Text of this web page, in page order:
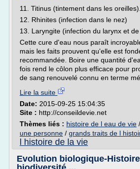
11. Titinus (tintement dans les oreilles).
12. Rhinites (infection dans le nez)
13. Laryngite (infection du larynx et
Cette cure d'eau nous paraît
mais les faits prouvent qu'elle est
recommandée. Boire une quantité
fois rend le côlon plus efficace pour
de sang renouvelé connu en terme
Lire la suite
Date: 2015-09-25 15:04:35
Site : http://conseildevie.net
Thèmes liés : histoire de l eau de vie /
une personne / grands traits de l
l histoire de la vie
Evolution biologique-